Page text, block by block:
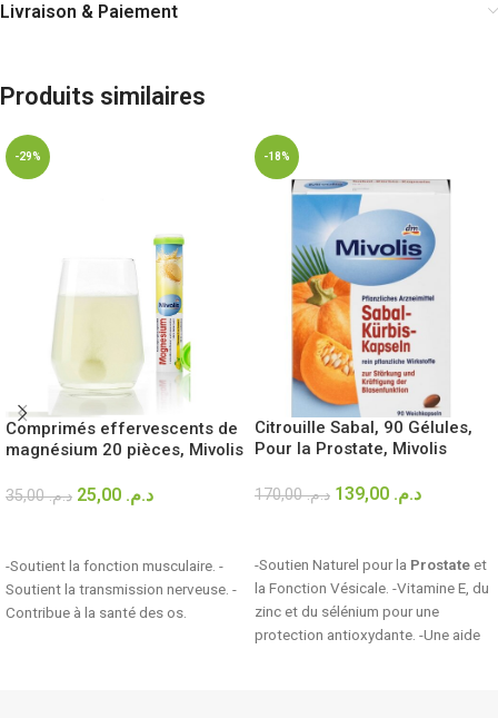
Livraison & Paiement
Produits similaires
-29%
Comprimés effervescents de
magnésium 20 pièces, Mivolis
د.م.35,00 د.م.
-Soutient la fonction musculaire. -
Soutient la transmission nerveuse. -
Contribue à la santé des os.
-18%
Citrouille Sabal, 90 Gélules,
Pour la Prostate, Mivolis
د.م.170,00 د.م.
-Soutien Naturel pour la Prostateet
la Fonction Vésicale. -Vitamine E, du
zinc et du sélénium pour une
protection antioxydante. -Une aide